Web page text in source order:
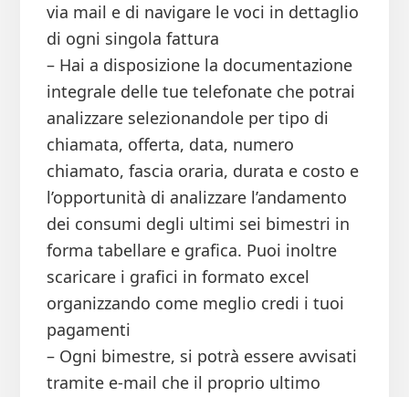
via mail e di navigare le voci in dettaglio
di ogni singola fattura
– Hai a disposizione la documentazione
integrale delle tue telefonate che potrai
analizzare selezionandole per tipo di
chiamata, offerta, data, numero
chiamato, fascia oraria, durata e costo e
l’opportunità di analizzare l’andamento
dei consumi degli ultimi sei bimestri in
forma tabellare e grafica. Puoi inoltre
scaricare i grafici in formato excel
organizzando come meglio credi i tuoi
pagamenti
– Ogni bimestre, si potrà essere avvisati
tramite e-mail che il proprio ultimo